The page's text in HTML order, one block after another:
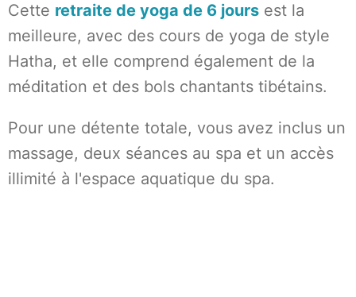
Cette retraite de yoga de 6 jours est la
meilleure, avec des cours de yoga de style
Hatha, et elle comprend également de la
méditation et des bols chantants tibétains.
Pour une détente totale, vous avez inclus un
massage, deux séances au spa et un accès
illimité à l'espace aquatique du spa.